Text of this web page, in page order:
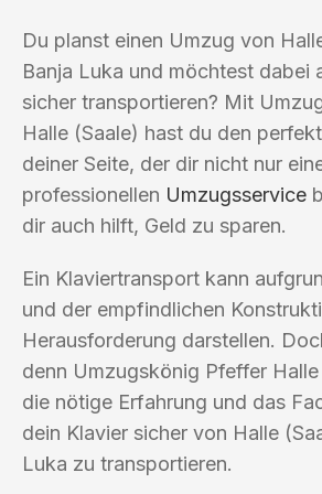
Du planst einen Umzug von
Banja Luka und möchtest dabei
sicher transportieren? Mit
Halle (Saale) hast du den
deiner Seite, der dir nicht nur
professionellen Umzugsservice
dir auch hilft, Geld zu sparen.
Ein Klaviertransport kann
und der empfindlichen
Herausforderung darstellen.
denn Umzugskönig Pfeffer
die nötige Erfahrung und das
dein Klavier sicher von Halle
Luka zu transportieren.